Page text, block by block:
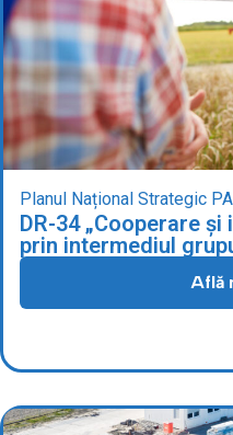
Planul Național Strategic
DR-34 „Cooperare
prin intermediul
Află